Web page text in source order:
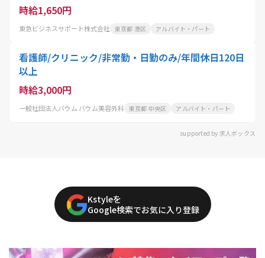
時給1,650円
東急ビジネスサポート株式会社 東京都 港区 アルバイト・パート
看護師/クリニック/非常勤・日勤のみ/年間休日120日
以上
時給3,000円
一般社団法人バウム バウム美容外科 東京都 中央区 アルバイト・パート
supported by 求人ボックス
Kstyleを
Google検索でお気に入り登録